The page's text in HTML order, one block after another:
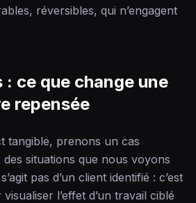
réversibles, qui n’engagent
: ce que change une
repensée
tangible, prenons un cas
des situations que nous voyons
pas d’un client identifié : c’est
l’effet d’un travail ciblé